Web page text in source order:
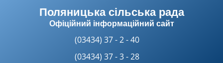
Поляницька сільська рада
Офіційний інформаційний сайт
(03434) 37 - 2 - 40
(03434) 37 - 3 - 28